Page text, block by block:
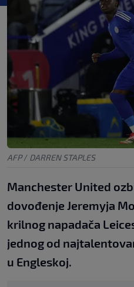
AFP / DARREN STAPLES
Manchester United
dovođenje Jeremyja
krilnog napadača
jednog od
u Engleskoj.